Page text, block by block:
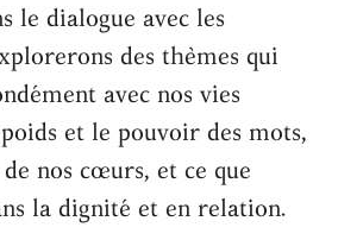
le dialogue avec les
des thèmes qui
avec nos vies
et le pouvoir des mots,
nos cœurs, et ce que
la dignité et en relation.